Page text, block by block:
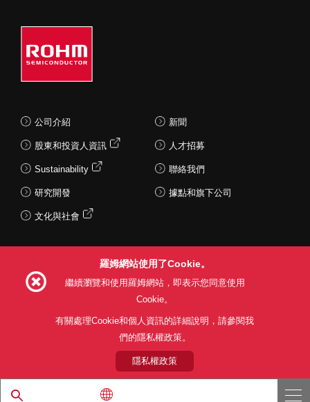
公司介紹
股東和投資人資訊
Sustainability
研究開發
文化與社會
新聞
人才招募
聯絡我們
據點和旗下公司
利用目的 隱私權政策
關於本公司產品銷售之標準條款(PDF)
© 1997 - 2026 ROHM CO., LTD. ALL RIGHTS RESERVED.
羅姆網站使用了Cookie。
繼續瀏覽和使用羅姆網站，即表示您同意使用
Cookie。
有關處理Cookie和個人資訊的詳細說明，請參閱我
們的隱私權政策。
隱私權政策